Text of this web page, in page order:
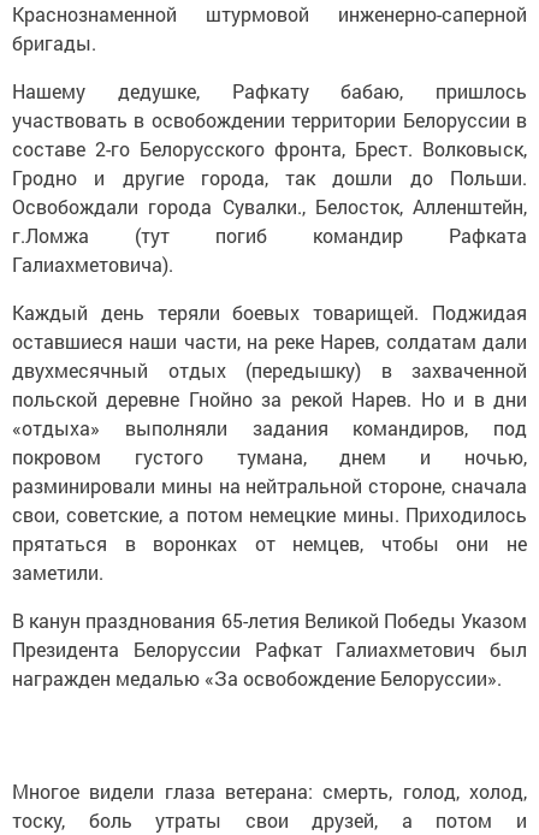
Краснознаменной штурмовой инженерно-саперной
бригады.
Нашему дедушке, Рафкату бабаю, пришлось
участвовать в освобождении территории Белоруссии в
составе 2-го Белорусского фронта, Брест. Волковыск,
Гродно и другие города, так дошли до Польши.
Освобождали города Сувалки., Белосток, Алленштейн,
г.Ломжа (тут погиб командир Рафката
Галиахметовича).
Каждый день теряли боевых товарищей. Поджидая
оставшиеся наши части, на реке Нарев, солдатам дали
двухмесячный отдых (передышку) в захваченной
польской деревне Гнойно за рекой Нарев. Но и в дни
«отдыха» выполняли задания командиров, под
покровом густого тумана, днем и ночью,
разминировали мины на нейтральной стороне, сначала
свои, советские, а потом немецкие мины. Приходилось
прятаться в воронках от немцев, чтобы они не
заметили.
В канун празднования 65-летия Великой Победы Указом
Президента Белоруссии Рафкат Галиахметович был
награжден медалью «За освобождение Белоруссии».
Многое видели глаза ветерана: смерть, голод, холод,
тоску, боль утраты свои друзей, а потом и